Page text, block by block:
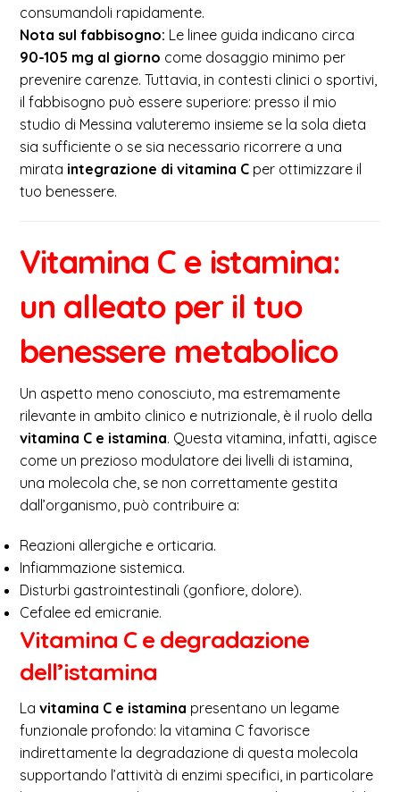
consumandoli rapidamente.
Nota sul fabbisogno: Le linee guida indicano circa
90-105 mg al giorno come dosaggio minimo per
prevenire carenze. Tuttavia, in contesti clinici o sportivi,
il fabbisogno può essere superiore: presso il mio
studio di Messina valuteremo insieme se la sola dieta
sia sufficiente o se sia necessario ricorrere a una
mirata integrazione di vitamina C per ottimizzare il
tuo benessere.
Vitamina C e istamina:
un alleato per il tuo
benessere metabolico
Un aspetto meno conosciuto, ma estremamente
rilevante in ambito clinico e nutrizionale, è il ruolo della
vitamina C e istamina. Questa vitamina, infatti, agisce
come un prezioso modulatore dei livelli di istamina,
una molecola che, se non correttamente gestita
dall’organismo, può contribuire a:
Reazioni allergiche e orticaria.
Infiammazione sistemica.
Disturbi gastrointestinali (gonfiore, dolore).
Cefalee ed emicranie.
Vitamina C e degradazione
dell’istamina
Lavitamina C e istamina presentano un legame
funzionale profondo: la vitamina C favorisce
indirettamente la degradazione di questa molecola
supportando l’attività di enzimi specifici, in particolare